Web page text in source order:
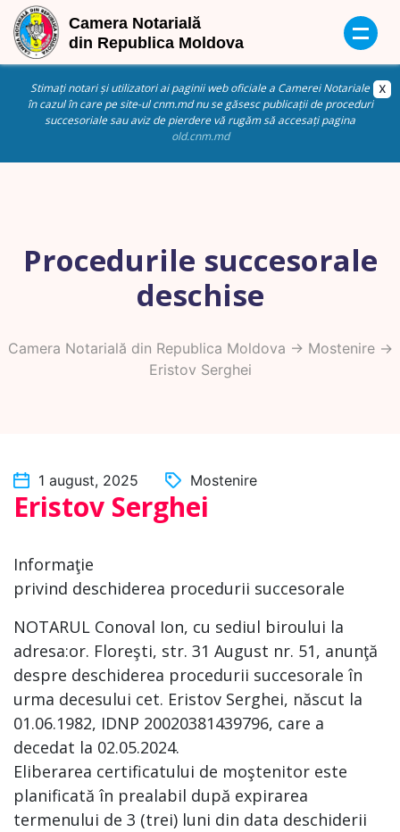
Stimați notari și utilizatori ai paginii web oficiale a Camerei Notariale
în cazul în care pe site-ul cnm.md nu se găsesc publicații de proceduri
succesoriale sau aviz de pierdere vă rugăm să accesați pagina
old.cnm.md
Procedurile succesorale
deschise
Camera Notarială din Republica Moldova -> Mostenire->
Eristov Serghei
1 august, 2025 Mostenire
Eristov Serghei
Informaţie
privind deschiderea procedurii succesorale
NOTARUL Conoval Ion, cu sediul biroului la
adresa:or. Floreşti, str. 31 August nr. 51, anunţă
despre deschiderea procedurii succesorale în
urma decesului cet. Eristov Serghei, născut la
01.06.1982, IDNP 20020381439796, care a
decedat la 02.05.2024.
Eliberarea certificatului de moştenitor este
planificată în prealabil după expirarea
termenului de 3 (trei) luni din data deschiderii